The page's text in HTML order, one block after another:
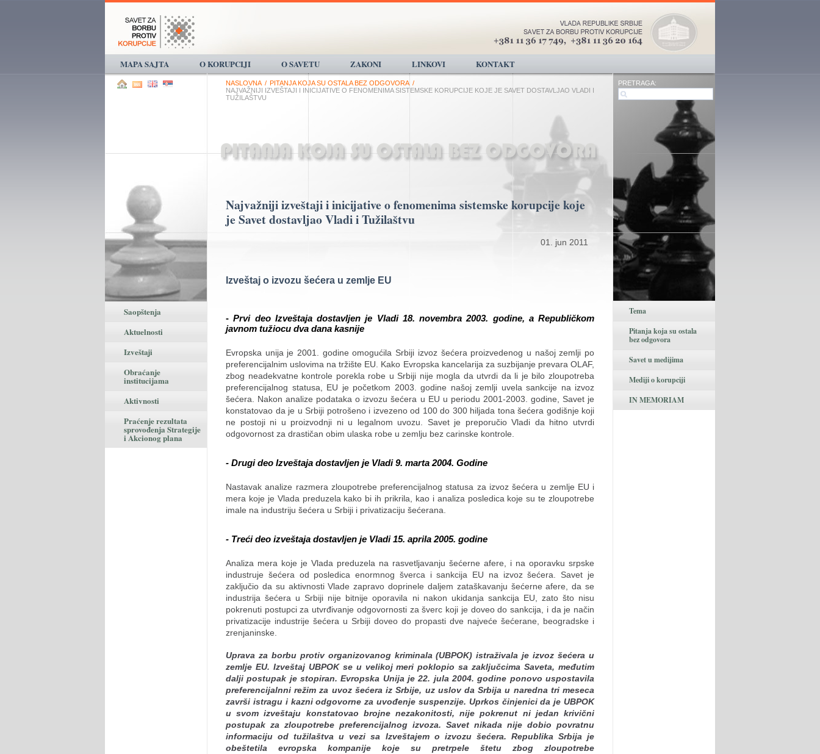
MAPA SAJTA O KORUPCIJI O SAVETU ZAKONI LINKOVI KONTAKT
Saopštenja
Aktuelnosti
Izveštaji
Obraćanje
institucijama
Aktivnosti
Praćenje rezultata
sprovođenja Strategije
i Akcionog plana
NASLOVNA / PITANJA KOJA SU OSTALA BEZ ODGOVORA /
NAJVAŽNIJI IZVEŠTAJI I INICIJATIVE O FENOMENIMA SISTEMSKE KORUPCIJE KOJE JE SAVET DOSTAVLJAO VLADI I
TUŽILAŠTVU
Najvažniji izveštaji i inicijative o fenomenima sistemske korupcije koje
je Savet dostavljao Vladi i Tužilaštvu
01. jun 2011
Izveštaj o izvozu šećera u zemlje EU
-Prvi deo Izveštaja dostavljen je Vladi 18. novembra 2003. godine, a Republičkom
javnom tužiocu dva dana kasnije
Evropska unija je 2001. godine omogućila Srbiji izvoz šećera proizvedenog u našoj zemlji po
preferencijalnim uslovima na tržište EU. Kako Evropska kancelarija za suzbijanje prevara OLAF,
zbog neadekvatne kontrole porekla robe u Srbiji nije mogla da utvrdi da li je bilo zloupotreba
preferencijalnog statusa, EU je početkom 2003. godine našoj zemlji uvela sankcije na izvoz
šećera. Nakon analize podataka o izvozu šećera u EU u periodu 2001-2003. godine, Savet je
konstatovao da je u Srbiji potrošeno i izvezeno od 100 do 300 hiljada tona šećera godišnje koji
ne postoji ni u proizvodnji ni u legalnom uvozu. Savet je preporučio Vladi da hitno utvrdi
odgovornost za drastičan obim ulaska robe u zemlju bez carinske kontrole.
- Drugi deo Izveštaja dostavljen je Vladi 9. marta 2004. Godine
Nastavak analize razmera zloupotrebe preferencijalnog statusa za izvoz šećera u zemlje EU i
mera koje je Vlada preduzela kako bi ih prikrila, kao i analiza posledica koje su te zloupotrebe
imale na industriju šećera u Srbiji i privatizaciju šećerana.
- Treći deo izveštaja dostavljen je Vladi 15. aprila 2005. godine
Analiza mera koje je Vlada preduzela na rasvetljavanju šećerne afere, i na oporavku srpske
industruje šećera od posledica enormnog šverca i sankcija EU na izvoz šećera. Savet je
zaključio da su aktivnosti Vlade zapravo doprinele daljem zataškavanju šećerne afere, da se
industrija šećera u Srbiji nije bitnije oporavila ni nakon ukidanja sankcija EU, zato što nisu
pokrenuti postupci za utvrđivanje odgovornosti za šverc koji je doveo do sankcija, i da je način
privatizacije industrije šećera u Srbiji doveo do propasti dve najveće šećerane, beogradske i
zrenjaninske.
Uprava za borbu protiv organizovanog kriminala (UBPOK) istraživala je izvoz šećera u
zemlje EU. Izveštaj UBPOK se u velikoj meri poklopio sa zaključcima Saveta, međutim
dalji postupak je stopiran. Evropska Unija je 22. jula 2004. godine ponovo uspostavila
preferencijalnni režim za uvoz šećera iz Srbije, uz uslov da Srbija u naredna tri meseca
završi istragu i kazni odgovorne za uvođenje suspenzije. Uprkos činjenici da je UBPOK
u svom izveštaju konstatovao brojne nezakonitosti, nije pokrenut ni jedan krivični
postupak za zloupotrebe preferencijalnog izvoza. Savet nikada nije dobio povratnu
informaciju od tužilaštva u vezi sa Izveštajem o izvozu šećera. Republika Srbija je
obeštetila evropska kompanije koje su pretrpele štetu zbog zloupotrebe
PRETRAGA:
Tema
Pitanja koja su ostala
bez odgovora
Savet u medijima
Mediji o korupciji
IN MEMORIAM